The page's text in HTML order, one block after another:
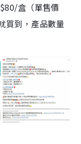
盒（單售價
買到，產品數量